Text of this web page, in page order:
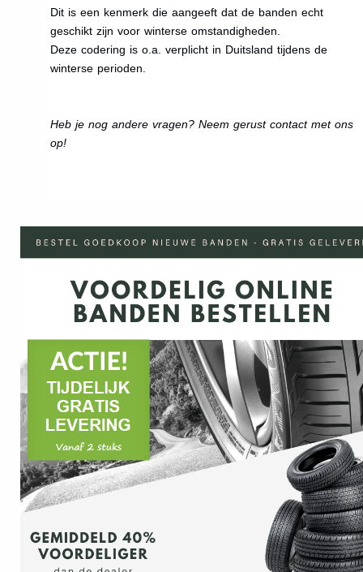
Dit is een kenmerk die aangeeft dat de banden echt
geschikt zijn voor winterse omstandigheden.
Deze codering is o.a. verplicht in Duitsland tijdens de
winterse perioden.
Heb je nog andere vragen? Neem gerust contact met ons
op!